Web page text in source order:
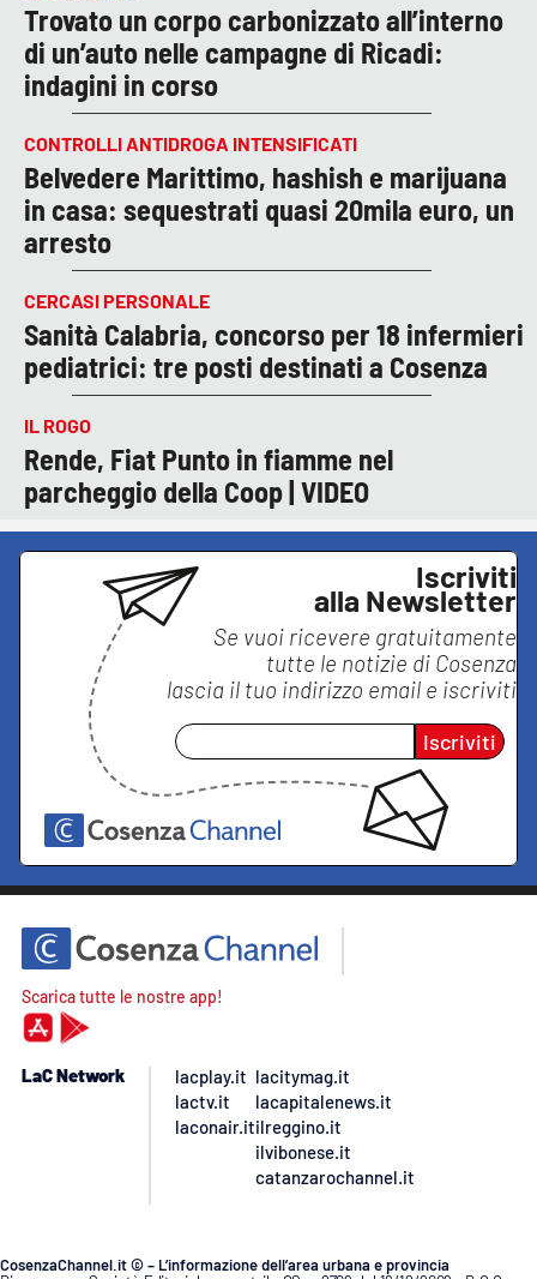
Trovato un corpo carbonizzato all’interno
di un’auto nelle campagne di Ricadi:
indagini in corso
CONTROLLI ANTIDROGA INTENSIFICATI
Belvedere Marittimo, hashish e marijuana
in casa: sequestrati quasi 20mila euro, un
arresto
CERCASI PERSONALE
Sanità Calabria, concorso per 18 infermieri
pediatrici: tre posti destinati a Cosenza
IL ROGO
Rende, Fiat Punto in fiamme nel
parcheggio della Coop | VIDEO
Iscriviti
alla Newsletter
Se vuoi ricevere gratuitamente
tutte le notizie di Cosenza
lascia il tuo indirizzo email e iscriviti
Iscriviti
Scarica tutte le nostre app!
LaC Network
lacplay.it
lactv.it
laconair.it
lacitymag.it
lacapitalenews.it
ilreggino.it
ilvibonese.it
catanzarochannel.it
CosenzaChannel.it © – L’informazione dell’area urbana e provincia